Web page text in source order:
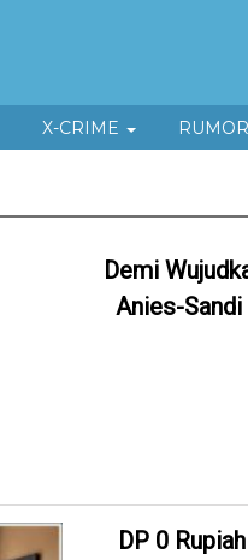
X-CRIME RUMOR
Demi
Anies-
DP 0